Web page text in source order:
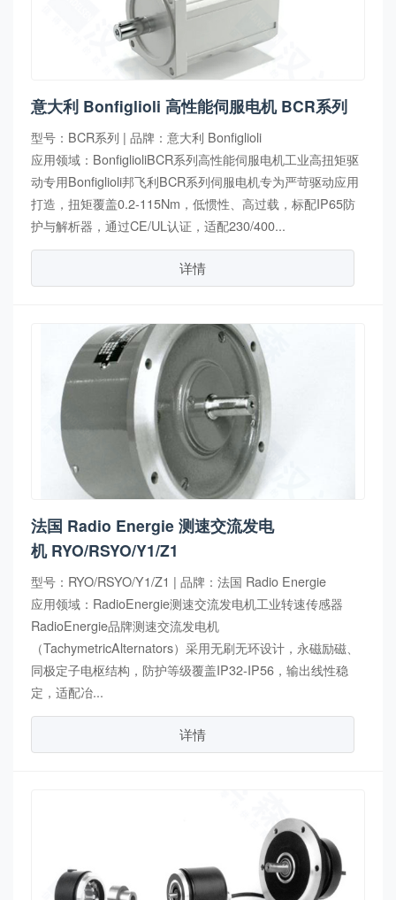
意大利 Bonfiglioli 高性能伺服电机 BCR系列
型号：BCR系列 | 品牌：意大利 Bonfiglioli
应用领域：BonfiglioliBCR系列高性能伺服电机工业高扭矩驱
动专用Bonfiglioli邦飞利BCR系列伺服电机专为严苛驱动应用
打造，扭矩覆盖0.2-115Nm，低惯性、高过载，标配IP65防
护与解析器，通过CE/UL认证，适配230/400...
详情
法国 Radio Energie 测速交流发电
机 RYO/RSYO/Y1/Z1
型号：RYO/RSYO/Y1/Z1 | 品牌：法国 Radio Energie
应用领域：RadioEnergie测速交流发电机工业转速传感器
RadioEnergie品牌测速交流发电机
（TachymetricAlternators）采用无刷无环设计，永磁励磁、
同极定子电枢结构，防护等级覆盖IP32-IP56，输出线性稳
定，适配冶...
详情